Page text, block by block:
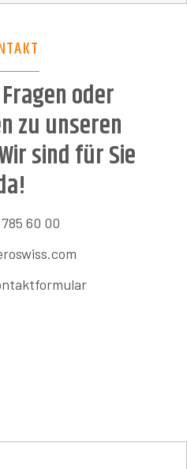
oder
zu unseren
sind für Sie
785 60 00